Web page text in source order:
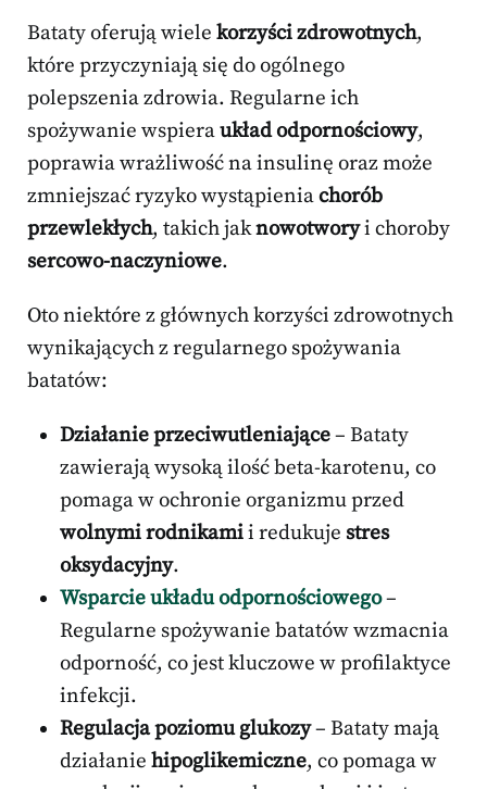
Bataty oferują wiele korzyści zdrowotnych,
które przyczyniają się do ogólnego
polepszenia zdrowia. Regularne ich
spożywanie wspieraukład odpornościowy,
poprawia wrażliwość na insulinę oraz może
zmniejszać ryzyko wystąpieniachorób
przewlekłych, takich jaknowotworyi choroby
sercowo-naczyniowe.
Oto niektóre z głównych korzyści zdrowotnych
wynikających z regularnego spożywania
batatów:
Działanie przeciwutleniające– Bataty
zawierają wysoką ilość beta-karotenu, co
pomaga w ochronie organizmu przed
wolnymi rodnikamii redukuje stres
oksydacyjny.
Wsparcie układu odpornościowego–
Regularne spożywanie batatów wzmacnia
odporność, co jest kluczowe w profilaktyce
infekcji.
Regulacja poziomu glukozy– Bataty mają
działanie hipoglikemiczne, co pomaga w